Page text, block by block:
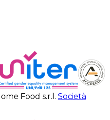
Food s.r.l. Società